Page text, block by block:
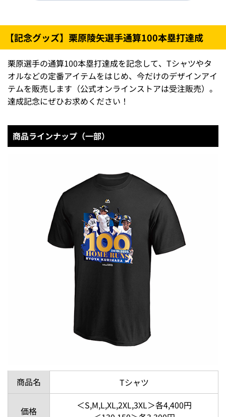
【記念グッズ】栗原陵矢選手通算100本塁打達成
栗原選手の通算100本塁打達成を記念して、Tシャツやタ
オルなどの定番アイテムをはじめ、今だけのデザインアイ
テムを販売します（公式オンラインストアは受注販売）。
達成記念にぜひお求めください！
商品ラインナップ（一部）
商品名 Tシャツ
価格
＜S,M,L,XL,2XL,3XL＞各4,400円